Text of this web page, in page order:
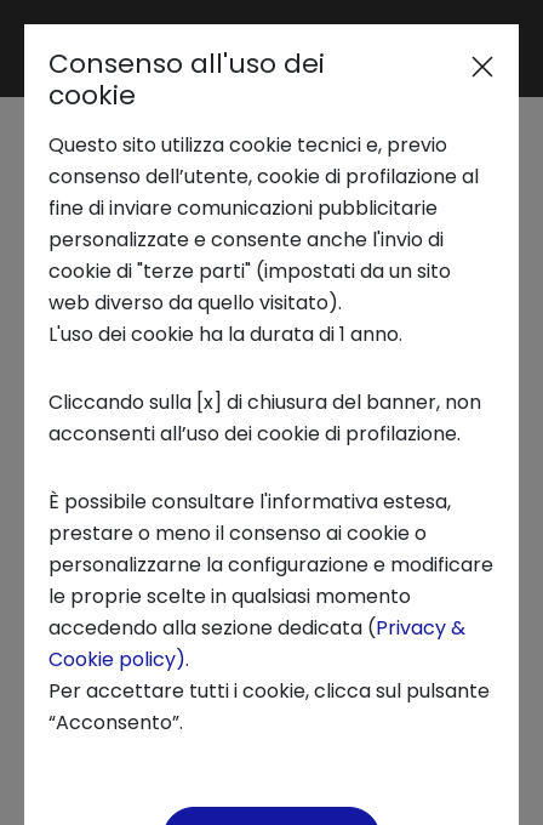
Area riservata
Trend Analysis
Applied Research
Startup Development
Business Transformation
Ecosystem enabling
Chi siamo
News ed Eventi
ISUSCHEM
Vincenzo Benessere - CEO &
Co-Founder
Vincenzo Benessere, CEO & Co-Founder di
Isuchem, sottolineal’impatto rilevantedi Terra
significato soprattutto avere nuove
opportunità di mercato e nuove opportunità
di relazione con nuovi clienti e nuovi settori”.
Isuschem è una startup innovativa che si
occupa dellaconversione di oli vegetali
sostenibili in prodotti ad alto valore aggiunto
Consenso all'uso dei
cookie
Questo sito utilizza cookie tecnici e, previo
consenso dell’utente, cookie di profilazione al
fine di inviare comunicazioni pubblicitarie
personalizzate e consente anche l'invio di
cookie di "terze parti" (impostati da un sito
web diverso da quello visitato).
L'uso dei cookie ha la durata di 1 anno.
Cliccando sulla [x] di chiusura del banner, non
acconsenti all’uso dei cookie di profilazione.
È possibile consultare l'informativa estesa,
prestare o meno il consenso ai cookie o
personalizzarne la configurazione e modificare
le proprie scelte in qualsiasi momento
accedendo alla sezione dedicata (Privacy &
Cookie policy).
Per accettare tutti i cookie, clicca sul pulsante
“Acconsento”.